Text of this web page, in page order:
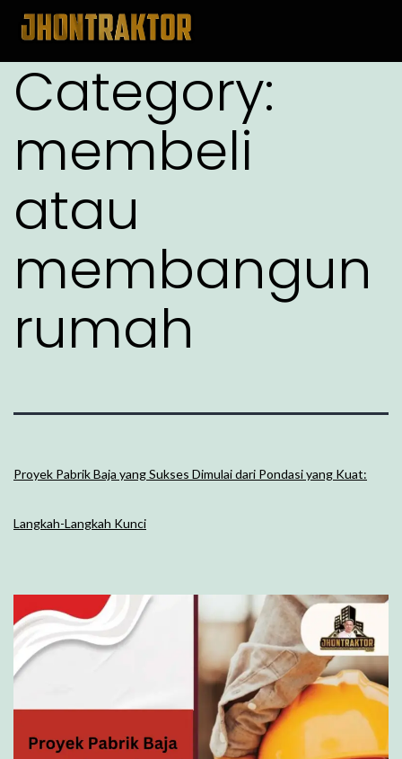
Category:
membeli
atau
membangun
rumah
Proyek Pabrik Baja yang Sukses Dimulai dari Pondasi yang Kuat:
Langkah-Langkah Kunci